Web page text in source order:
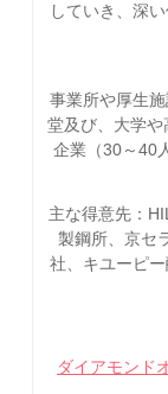
していき、深
事業所や厚生
堂及び、大学
企業（30～40
主な得意先：
製鋼所、京セ
社、キユーピ
ダイアモンド